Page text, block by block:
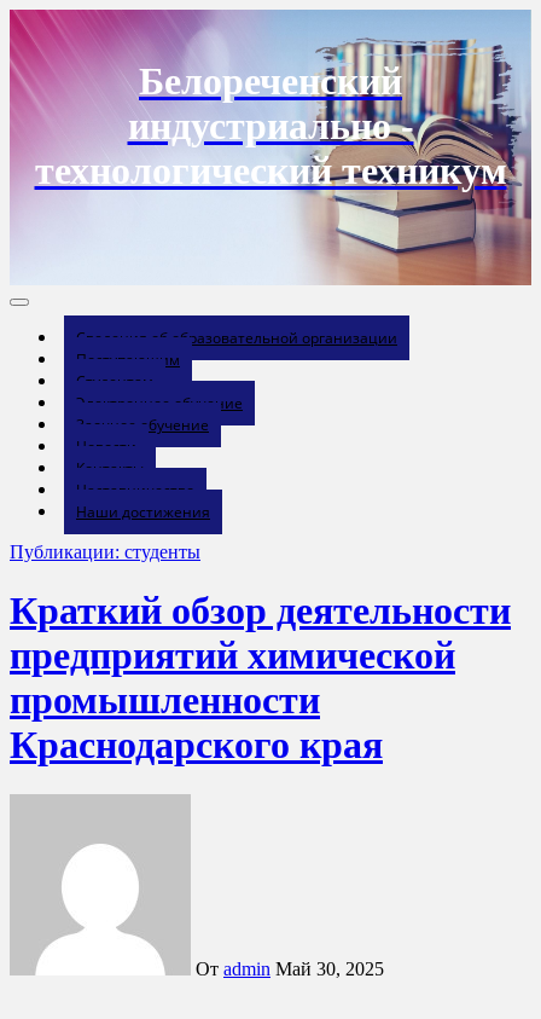
Перейти
к
содержанию
Белореченский
индустриально -
технологический техникум
Сведения об образовательной организации
Поступающим
Студентам
Электронное обучение
Заочное обучение
Новости
Контакты
Наставничество
Наши достижения
Публикации: студенты
Краткий обзор деятельности
предприятий химической
промышленности
Краснодарского края
От admin Май 30, 2025